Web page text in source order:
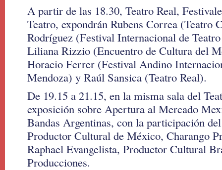
A partir de las 18.30, Teatro Real,
Teatro, expondrán Rubens Correa (Teatro
Rodríguez (Festival Internacional de
Liliana Rizzio (Encuentro de Cultura del
Horacio Ferrer (Festival Andino
Mendoza) y Raúl Sansica (Teatro Real).
De 19.15 a 21.15, en la misma sala del
exposición sobre Apertura al Mercado
Bandas Argentinas, con la participación
Productor Cultural de México, Charango
Raphael Evangelista, Productor Cultural
Producciones.